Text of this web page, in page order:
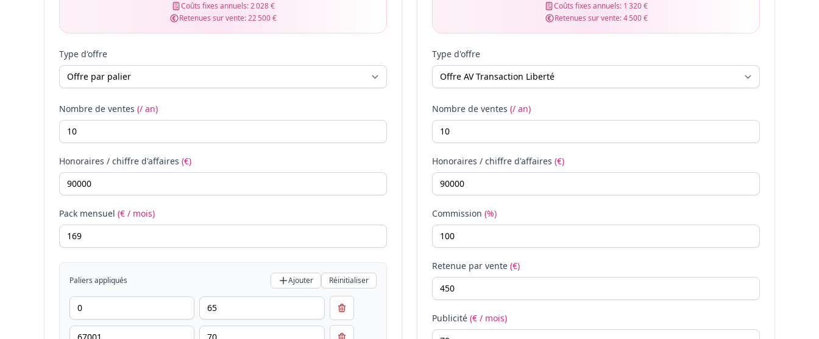
Coûts fixes annuels:2 028 €
Retenues sur vente:22 500 €
Type d'offre
Nombre de ventes (/ an)
Honoraires / chiffre d'affaires (€)
Pack mensuel (€ / mois)
Paliers appliqués Ajouter Réinitialiser
Coûts fixes annuels: 1 320 €
Retenues sur vente:4 500 €
Type d'offre
Nombre de ventes (/ an)
Honoraires / chiffre d'affaires (€)
Commission (%)
Retenue par vente (€)
Publicité (€ / mois)